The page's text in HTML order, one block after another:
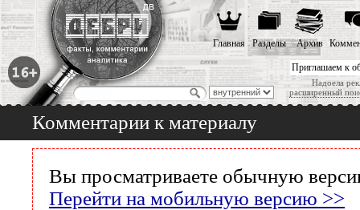
Приглашаем к
Надоела
расширенный
Главная Разделы Архив
Комментарии к материалу
Вы просматриваете обычную
Перейти на мобильную версию >>